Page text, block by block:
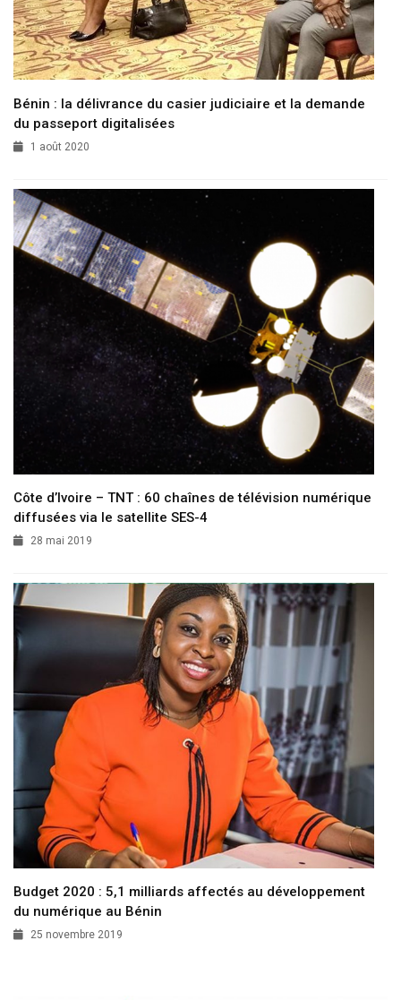
Bénin : la délivrance du casier judiciaire et la demande
du passeport digitalisées
1 août 2020
Côte d’Ivoire – TNT : 60 chaînes de télévision numérique
diffusées via le satellite SES-4
28 mai 2019
Budget 2020 : 5,1 milliards affectés au développement
du numérique au Bénin
25 novembre 2019